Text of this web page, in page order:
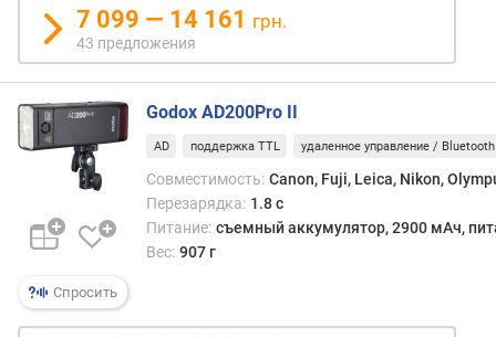
е
м
я
п
е
р
р
я
к
7 099 — 14 161 грн.
43 предложения
Спросить
Godox AD200Pro II
AD поддержка TTL удаленное управление / Bluetooth
Совместимость: Canon, Fuji, Leica, Nikon,
Перезарядка: 1.8 с
Питание: съемный аккумулятор, 2900 мАч,
Вес: 907 г